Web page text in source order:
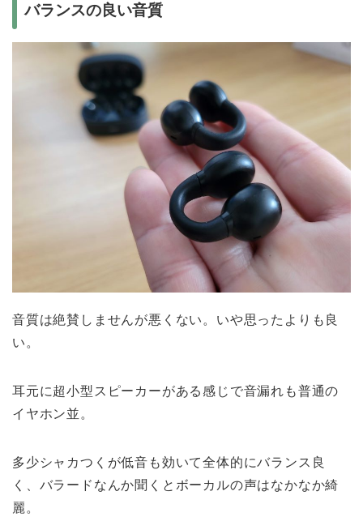
バランスの良い音質
音質は絶賛しませんが悪くない。いや思ったよりも良
い。
耳元に超小型スピーカーがある感じで音漏れも普通の
イヤホン並。
多少シャカつくが低音も効いて全体的にバランス良
く、バラードなんか聞くとボーカルの声はなかなか綺
麗。